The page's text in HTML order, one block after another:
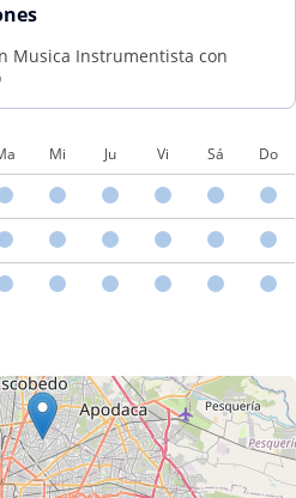
Musica Instrumentista con
Mi Ju Vi Sá Do